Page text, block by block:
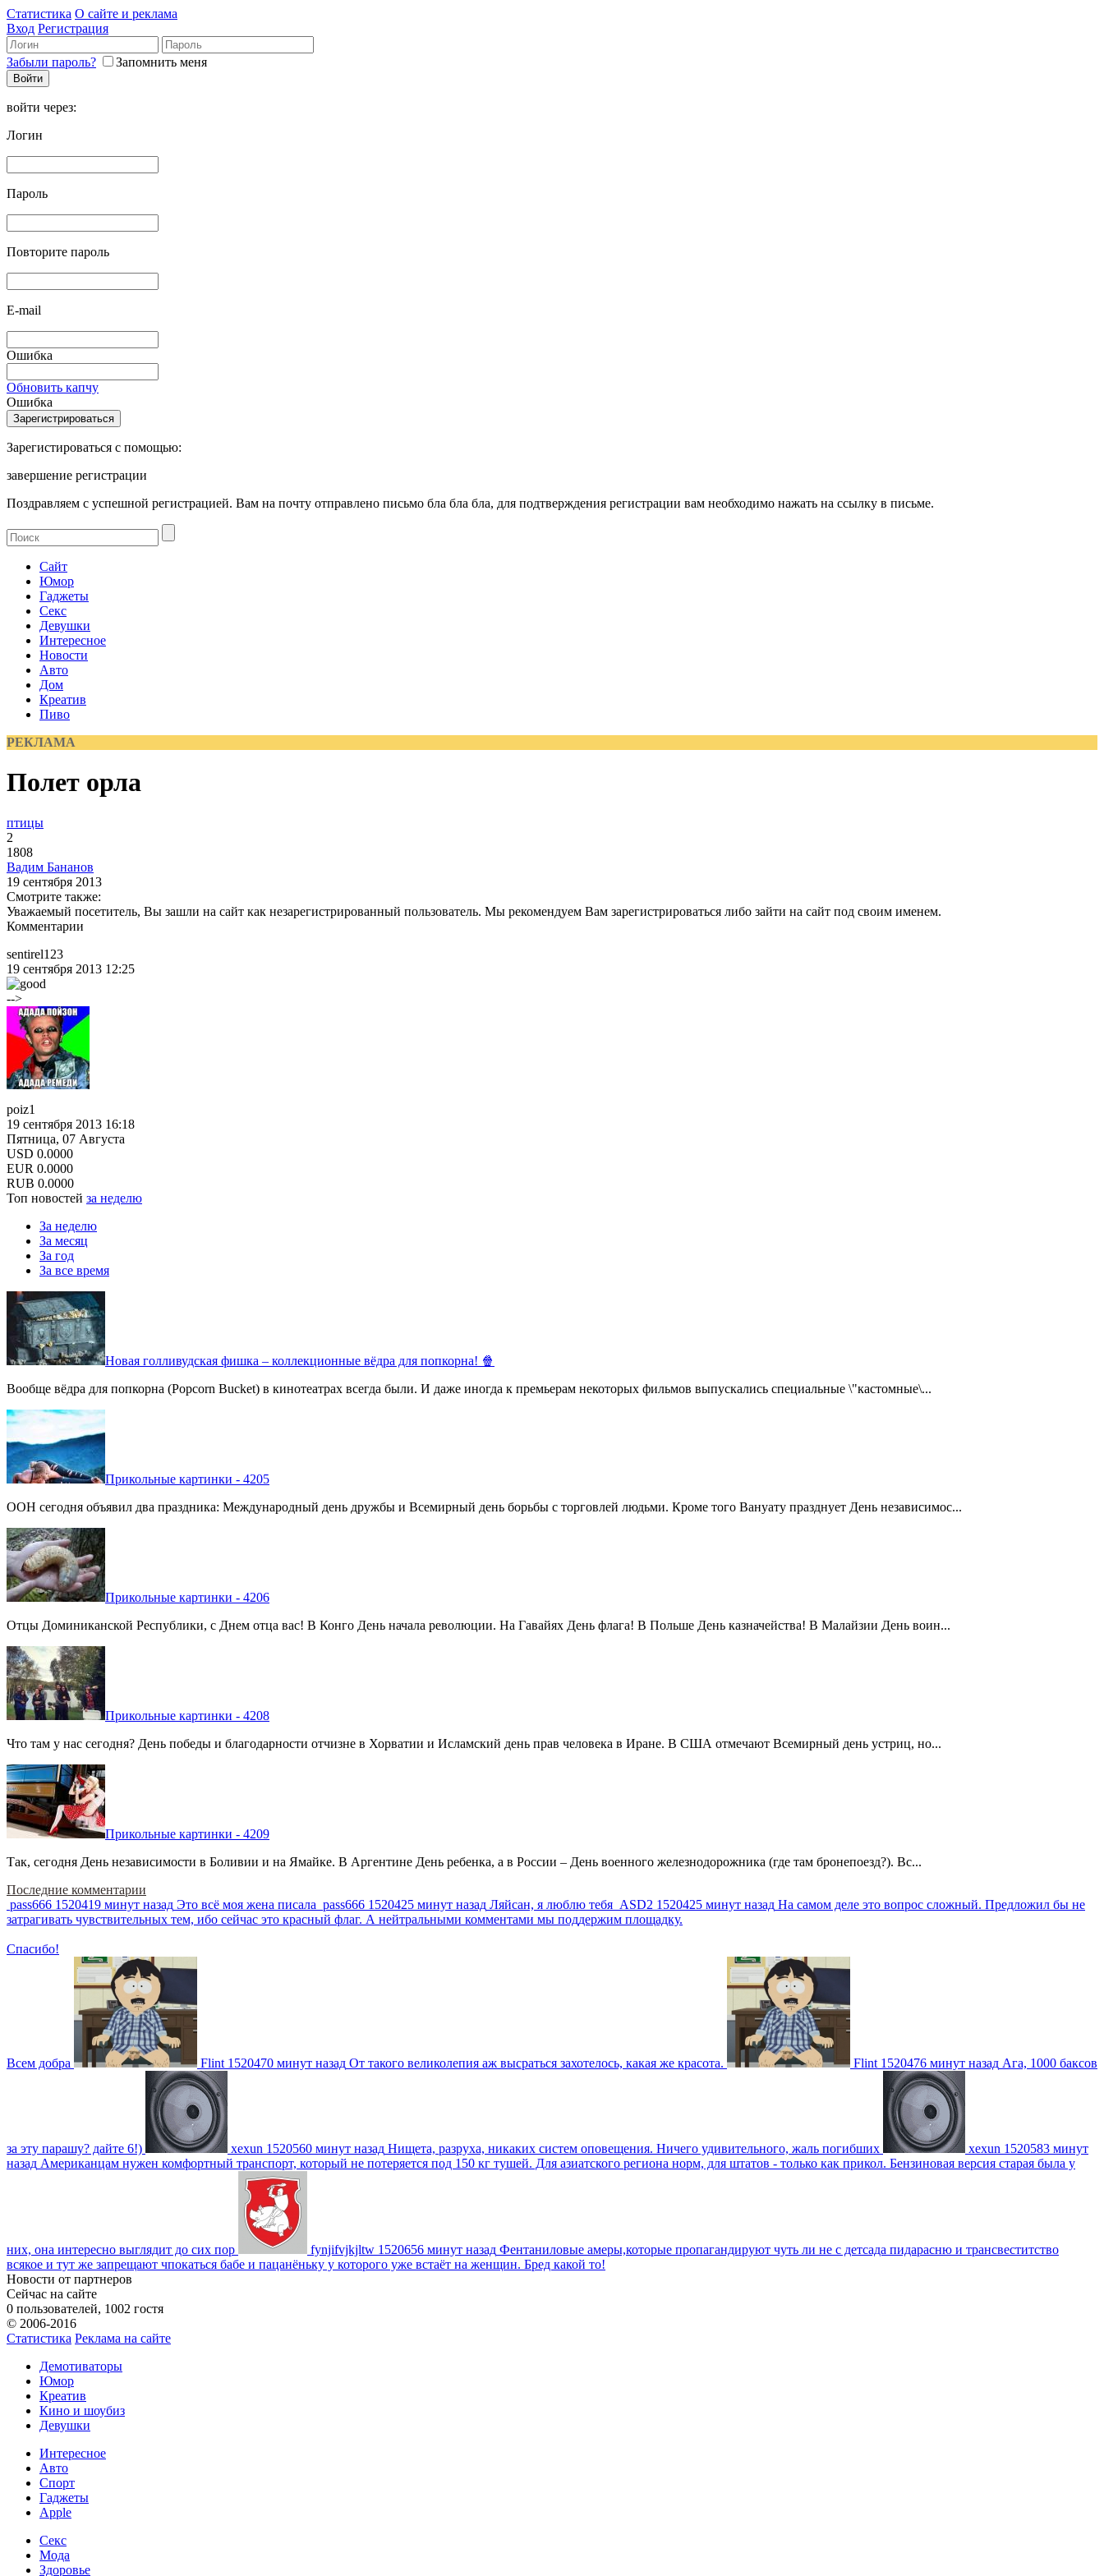
Статистика О сайте и реклама
Вход Регистрация
Забыли пароль? Запомнить меня
войти через:
Логин
Пароль
Повторите пароль
E-mail
Ошибка
Обновить капчу
Ошибка
Зарегистироваться с помощью:
завершение регистрации
Поздравляем с успешной регистрацией. Вам на почту отправлено письмо бла бла бла, для подтверждения регистрации вам необходимо нажать на ссылку в письме.
Сайт
Юмор
Гаджеты
Секс
Девушки
Интересное
Новости
Авто
Дом
Креатив
Пиво
РЕКЛАМА
Полет орла
птицы
2
1808
Вадим Бананов
19 сентября 2013
Смотрите также:
Уважаемый посетитель, Вы зашли на сайт как незарегистрированный пользователь. Мы рекомендуем Вам зарегистрироваться либо зайти на сайт под своим именем.
Комментарии
sentirel123
19 сентября 2013 12:25
-->
poiz1
19 сентября 2013 16:18
Пятница, 07 Августа
USD 0.0000
EUR 0.0000
RUB 0.0000
Топ новостей за неделю
За неделю
За месяц
За год
За все время
Новая голливудская фишка – коллекционные вёдра для попкорна! 🍿
Вообще вёдра для попкорна (Popcorn Bucket) в кинотеатрах всегда были. И даже иногда к премьерам некоторых фильмов выпускались специальные \"кастомные\...
Прикольные картинки - 4205
ООН сегодня объявил два праздника: Международный день дружбы и Всемирный день борьбы с торговлей людьми. Кроме того Вануату празднует День независимос...
Прикольные картинки - 4206
Отцы Доминиканской Республики, с Днем отца вас! В Конго День начала революции. На Гавайях День флага! В Польше День казначейства! В Малайзии День воин...
Прикольные картинки - 4208
Что там у нас сегодня? День победы и благодарности отчизне в Хорватии и Исламский день прав человека в Иране. В США отмечают Всемирный день устриц, но...
Прикольные картинки - 4209
Так, сегодня День независимости в Боливии и на Ямайке. В Аргентине День ребенка, а в России – День военного железнодорожника (где там бронепоезд?). Вс...
Последние комментарии
pass666 1520419 минут назад Это всё моя жена писала pass666 1520425 минут назад Ляйсан, я люблю тебя ASD2 1520425 минут назад На самом деле это вопрос сложный. Предложил бы не
затрагивать чувствительных тем, ибо сейчас это красный флаг. А нейтральными комментами мы поддержим площадку.
Спасибо!
Всем добра Flint 1520470 минут назад От такого великолепия аж высраться захотелось, какая же красота. Flint 1520476 минут назад Ага, 1000 баксов
за эту парашу? дайте 6!) xexun 1520560 минут назад Нищета, разруха, никаких систем оповещения. Ничего удивительного, жаль погибших xexun 1520583 минут
назад Американцам нужен комфортный транспорт, который не потеряется под 150 кг тушей. Для азиатского региона норм, для штатов - только как прикол. Бензиновая версия старая была у
них, она интересно выглядит до сих пор fynjifvjkjltw 1520656 минут назад Фентаниловые амеры,которые пропагандируют чуть ли не с детсада пидарасню и трансвеститство
всякое и тут же запрещают чпокаться бабе и пацанёньку у которого уже встаёт на женщин. Бред какой то!
Новости от партнеров
Сейчас на сайте
0 пользователей, 1002 гостя
© 2006-2016
Статистика Реклама на сайте
Демотиваторы
Юмор
Креатив
Кино и шоубиз
Девушки
Интересное
Авто
Спорт
Гаджеты
Apple
Секс
Мода
Здоровье